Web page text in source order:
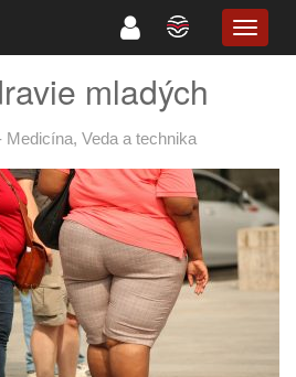
mladých
Medicína, Veda a technika